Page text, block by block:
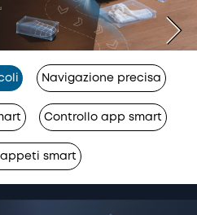
Navigazione precisa
Controllo app smart
smart